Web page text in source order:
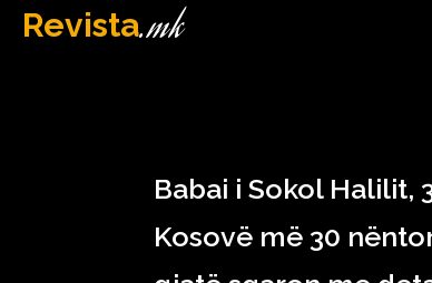
Revista.mk
Babai i Sokol Halilit,
Kosovë më 30